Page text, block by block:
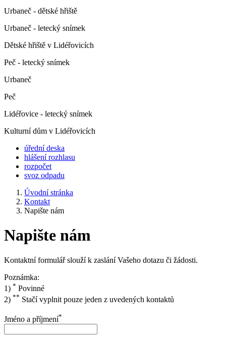
Urbaneč - dětské hřiště
Urbaneč - letecký snímek
Dětské hřiště v Lidéřovicích
Peč - letecký snímek
Urbaneč
Peč
Lidéřovice - letecký snímek
Kulturní dům v Lidéřovicích
úřední deska
hlášení rozhlasu
rozpočet
svoz odpadu
Úvodní stránka
Kontakt
Napište nám
Napište nám
Kontaktní formulář slouží k zaslání Vašeho dotazu či žádosti.
Poznámka:
1) * Povinné
2) ** Stačí vyplnit pouze jeden z uvedených kontaktů
Jméno a příjmení*